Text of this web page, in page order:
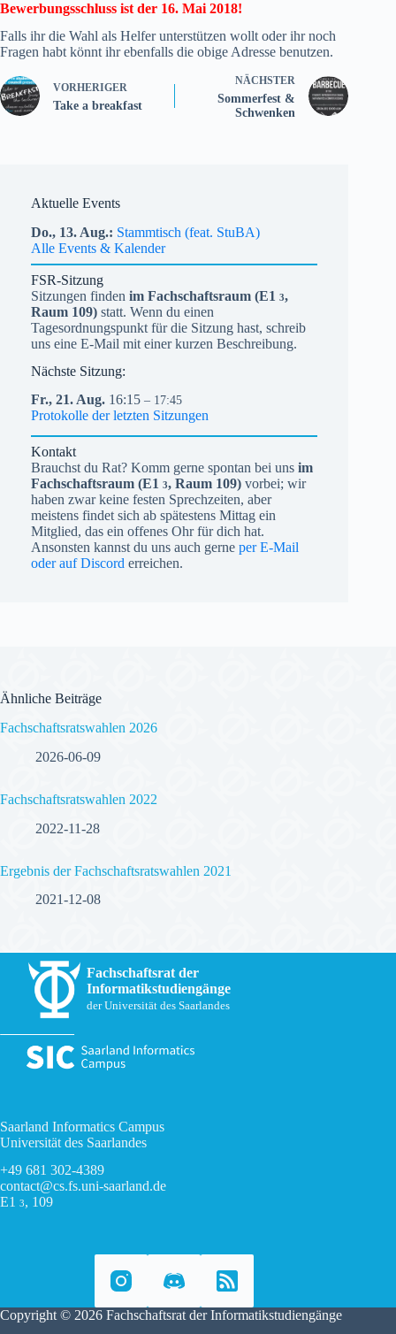
Bewerbungsschluss ist der 16. Mai 2018!
Falls ihr die Wahl als Helfer unterstützen wollt oder ihr noch
Fragen habt könnt ihr ebenfalls die obige Adresse benutzen.
VORHERIGER
Take a breakfast
NÄCHSTER
Sommerfest &
Schwenken
Aktuelle Events
Do., 13. Aug. Stammtisch (feat. StuBA)
Alle Events & Kalender
FSR-Sitzung
Sitzungen finden im Fachschaftsraum (E1 3,
Raum 109) statt. Wenn du einen
Tagesordnungspunkt für die Sitzung hast, schreib
uns eine E-Mail mit einer kurzen Beschreibung.
Nächste Sitzung:
Fr., 21. Aug. 16:15 – 17:45
Protokolle der letzten Sitzungen
Kontakt
Brauchst du Rat? Komm gerne spontan bei uns im
Fachschaftsraum (E1 3, Raum 109) vorbei; wir
haben zwar keine festen Sprechzeiten, aber
meistens findet sich ab spätestens Mittag ein
Mitglied, das ein offenes Ohr für dich hat.
Ansonsten kannst du uns auch gerne per E-Mail
oder auf Discord erreichen.
Ähnliche Beiträge
Fachschaftsratswahlen 2026
2026-06-09
Fachschaftsratswahlen 2022
2022-11-28
Ergebnis der Fachschaftsratswahlen 2021
2021-12-08
Fachschaftsrat der
Informatikstudiengänge
der Universität des Saarlandes
Saarland Informatics Campus
Universität des Saarlandes
+49 681 302-4389
contact@cs.fs.uni-saarland.de
E1 3, 109
Copyright © 2026 Fachschaftsrat der Informatikstudiengänge